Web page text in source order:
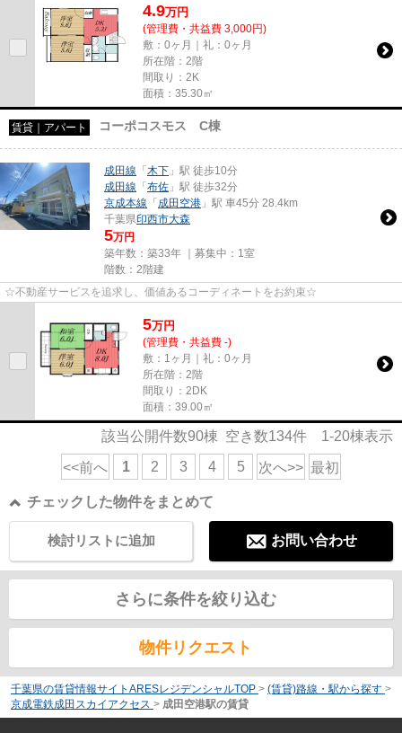
4.9万円
(管理費・共益費 3,000円)
敷：0ヶ月｜礼：0ヶ月
所在階：2階
間取り：2K
面積：35.30㎡
賃貸｜アパート コーポコスモス C棟
成田線 「木下 」駅 徒歩10分
成田線 「布佐 」駅 徒歩32分
京成本線 「成田空港 」駅 車45分 28.4km
千葉県印西市大森
5万円
築年数：築33年 ｜募集中： 1室
階数：2階建
☆不動産サービスを追求し、価値あるコーディネートをお約束☆
5万円
(管理費・共益費 -)
敷：1ヶ月｜礼：0ヶ月
所在階：2階
間取り：2DK
面積：39.00㎡
該当公開件数90棟 空き数134件 1-20棟表示
<<前へ 1 2 3 4 5 次へ>> 最初
チェックした物件をまとめて
お問い合わせ
検討リストに追加
さらに条件を絞り込む
物件リクエスト
千葉県の賃貸情報サイトARESレジデンシャルTOP > (賃貸)路線・駅から探す >
京成電鉄成田スカイアクセス > 成田空港駅の賃貸